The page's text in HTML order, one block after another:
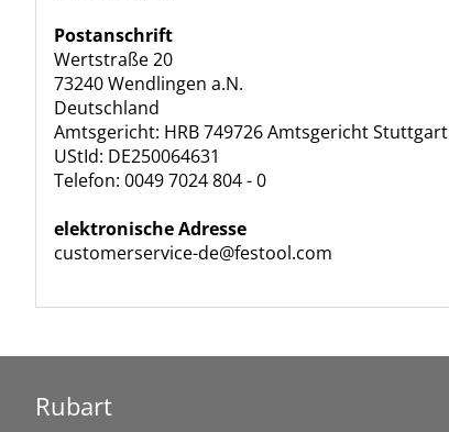
Postanschrift
Wertstraße 20
73240 Wendlingen a.N.
Deutschland
Amtsgericht: HRB 749726 Amtsgericht Stuttgart
UStId: DE250064631
Telefon: 0049 7024 804 - 0
elektronische Adresse
customerservice-de@festool.com
Rubart